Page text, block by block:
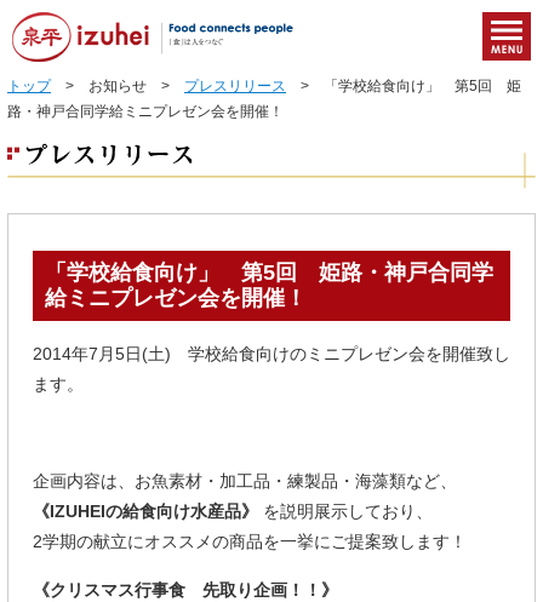
トップ> お知らせ > プレスリリース > 「学校給食向け」 第5回 姫
路・神戸合同学給ミニプレゼン会を開催！
「学校給食向け」 第5回 姫路・神戸合同学
給ミニプレゼン会を開催！
2014年7月5日(土) 学校給食向けのミニプレゼン会を開催致し
ます。
企画内容は、お魚素材・加工品・練製品・海藻類など、
《IZUHEIの給食向け水産品》
を説明展示しており、
2学期の献立にオススメの商品を一挙にご提案致します！
《クリスマス行事食 先取り企画！！》